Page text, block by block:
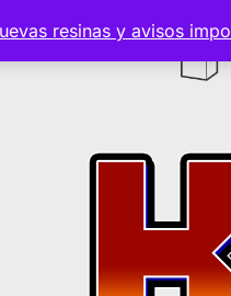
resinas y avisos